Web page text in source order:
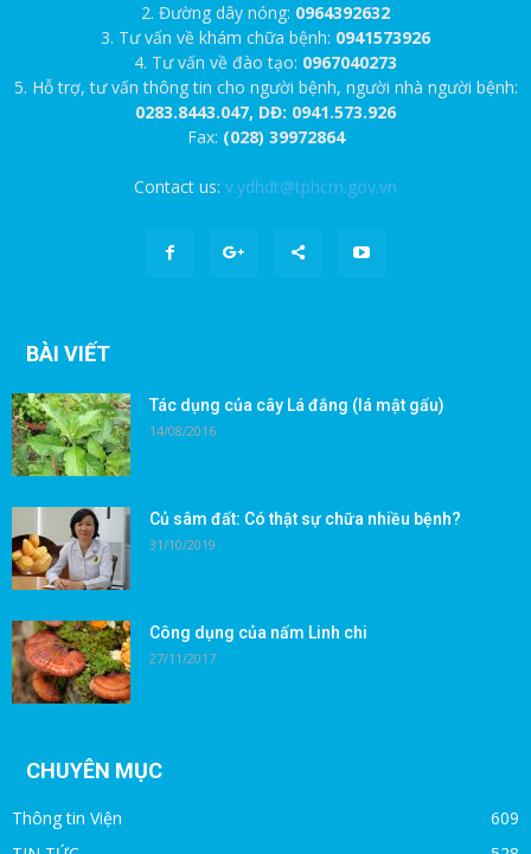
2. Đường dây nóng: 0964392632
3. Tư vấn về khám chữa bệnh: 0941573926
4. Tư vấn về đào tạo: 0967040273
5. Hỗ trợ, tư vấn thông tin cho người bệnh, người nhà người bệnh:
0283.8443.047, DĐ: 0941.573.926
Fax: (028) 39972864
Contact us: v.ydhdt@tphcm.gov.vn
BÀI VIẾT
Tác dụng của cây Lá đắng (lá mật gấu)
14/08/2016
Củ sâm đất: Có thật sự chữa nhiều bệnh?
31/10/2019
Công dụng của nấm Linh chi
27/11/2017
CHUYÊN MỤC
Thông tin Viện
609